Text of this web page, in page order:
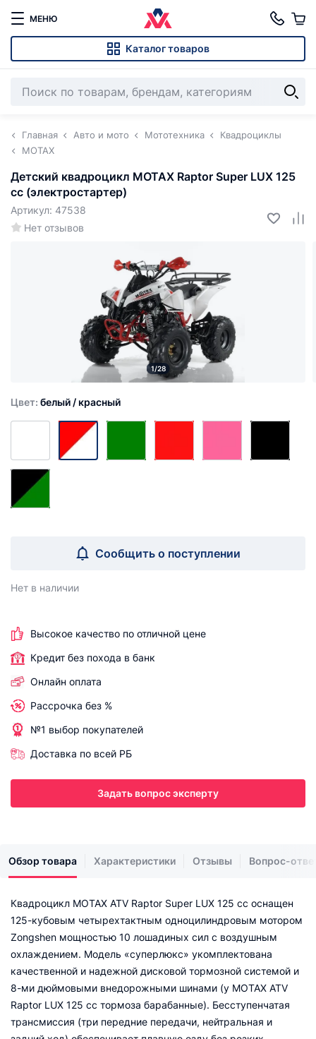
МЕНЮ
Каталог товаров
Главная Авто и мото Мототехника
Квадроциклы
MOTAX
Детский квадроцикл MOTAX Raptor Super LUX 125
cc (электростартер)
Нет отзывов
Артикул: 47538
1/28
Цвет: белый / красный
Сообщить о поступлении
Нет в наличии
Высокое качество по отличной цене
Кредит без похода в банк
Онлайн оплата
Рассрочка без %
№1 выбор покупателей
Доставка по всей РБ
Задать вопрос эксперту
Обзор товара Характеристики Отзывы Вопрос-
Квадроцикл MOTAX ATV Raptor Super LUX 125 cc оснащен
125-кубовым четырехтактным одноцилиндровым мотором
Zongshen мощностью 10 лошадиных сил с воздушным
охлаждением. Модель «суперлюкс» укомплектована
качественной и надежной дисковой тормозной системой и
8-ми дюймовыми внедорожными шинами (у MOTAX ATV
Raptor LUX 125 сс тормоза барабанные). Бесступенчатая
трансмиссия (три передние передачи, нейтральная и